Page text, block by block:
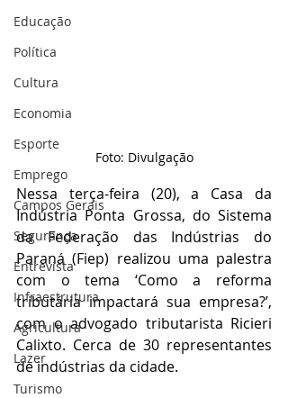
Educação
Política
Cultura
Economia
Esporte
Emprego
Campos Gerais
Segurança
Entrevista
Infraestrutura
Agricultura
Lazer
Turismo
Foto: Divulgação
Nessa terça-feira (20), a Casa da
Indústria Ponta Grossa, do Sistema
da Federação das Indústrias do
Paraná (Fiep) realizou uma palestra
com o tema ‘Como a reforma
tributária impactará sua empresa?’,
com o advogado tributarista Ricieri
Calixto. Cerca de 30 representantes
de indústrias da cidade.